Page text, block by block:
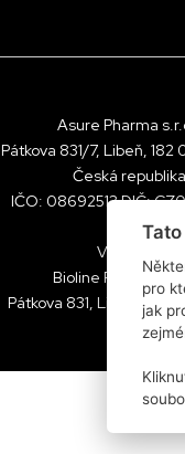
Asure Pharma
Pátkova 831/7, Libeň, 182
Česká republika
IČO: 08692513 DIČ:
Výrobce:
Bioline Products
Pátkova 831, Libeň, 182
pro
jak